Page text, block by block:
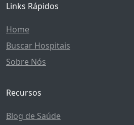
Links Rápidos
Home
Buscar Hospitais
Sobre Nós
Recursos
Blog de Saúde